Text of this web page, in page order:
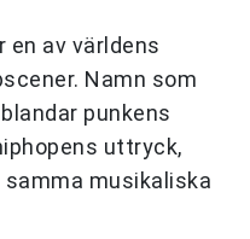
en av världens
Namn som
punkens
uttryck,
samma musikaliska